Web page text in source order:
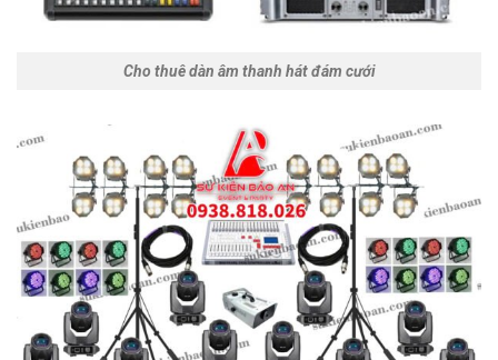
Cho thuê dàn âm thanh hát đám cưới